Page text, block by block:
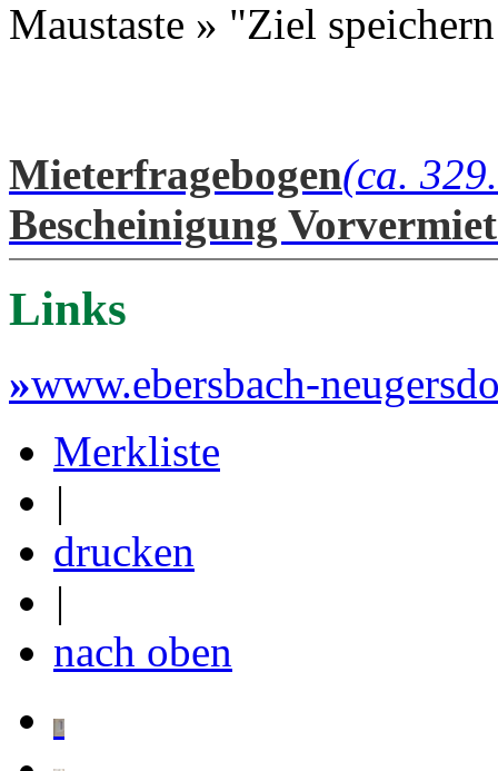
Maustaste » "Ziel
Mieterfragebogen(ca.
Bescheinigung
Links
»www.ebersbach-
Merkliste
|
drucken
|
nach oben